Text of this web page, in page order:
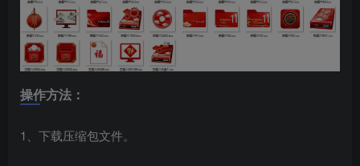
操作方法：
1、下载压缩包文件。